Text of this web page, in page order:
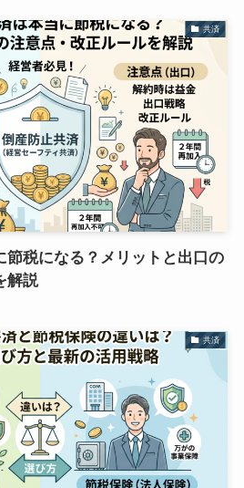
共済
節税になる？メリットと出口の
解説
共済